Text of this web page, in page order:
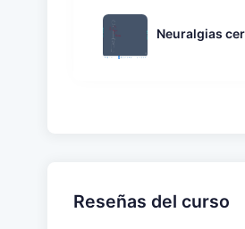
Neuralgias
Reseñas del curso